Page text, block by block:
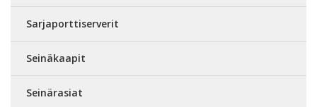
Sarjaporttiserverit
Seinäkaapit
Seinärasiat